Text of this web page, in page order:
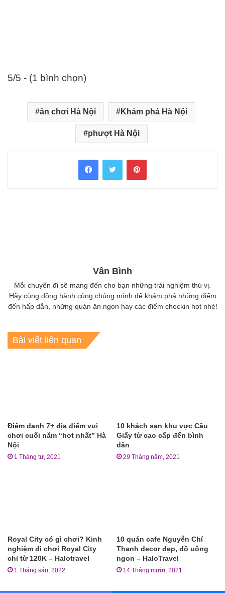
5/5 - (1 bình chọn)
ăn chơi Hà Nội Khám phá Hà Nội
phượt Hà Nội
FacebookTwitter Pinterest
Vân Bình
Mỗi chuyến đi sẽ mang đến cho bạn những trải nghiệm thú vị.
Hãy cùng đồng hành cùng chúng mình để khám phá những điểm
đến hấp dẫn, những quán ăn ngon hay các điểm checkin hot nhé!
Bài viết liên quan
Điểm danh 7+ địa điểm vui
chơi cuối năm “hot nhất” Hà
Nội
1 Tháng tư, 2021
10 khách sạn khu vực Cầu
Giấy từ cao cấp đến bình
dân
29 Tháng năm, 2021
Royal City có gì chơi? Kinh
nghiệm đi chơi Royal City
chỉ từ 120K – Halotravel
1 Tháng sáu, 2022
10 quán cafe Nguyễn Chí
Thanh decor đẹp, đồ uống
ngon – HaloTravel
14 Tháng mười, 2021